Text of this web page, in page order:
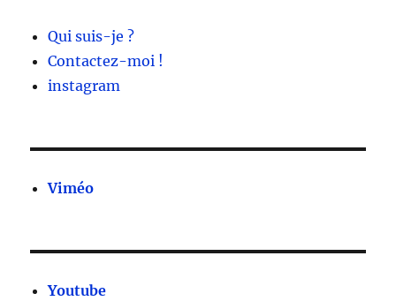
Qui suis-je ?
Contactez-moi !
instagram
Viméo
Youtube